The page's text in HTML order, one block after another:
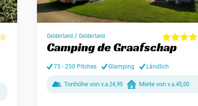
Gelderland /Gelderland
Camping de Graafschap
75 - 250 Pitches Glamping Ländlich
Tonhöhe von v.a.24,95 Miete von v.a.45,00